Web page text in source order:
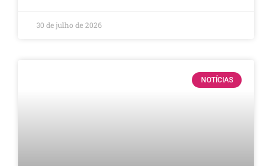
30 de julho de 2026
NOTÍCIAS